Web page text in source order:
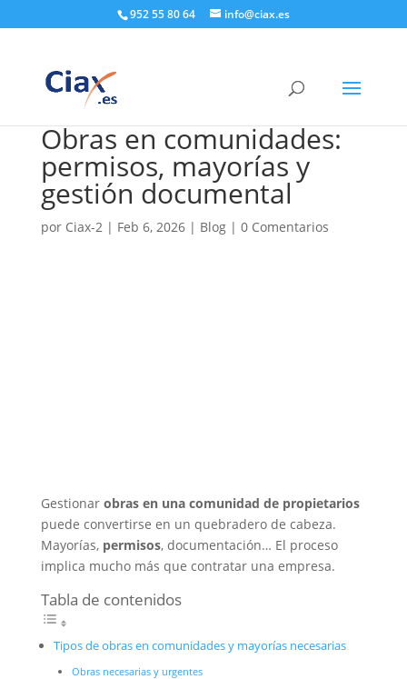
952 55 80 64 info@ciax.es
Obras en comunidades:
permisos, mayorías y
gestión documental
por Ciax-2| Feb 6, 2026| Blog| 0 Comentarios
Gestionar obras en una comunidad de propietarios
puede convertirse en un quebradero de cabeza.
Mayorías, permisos, documentación… El proceso
implica mucho más que contratar una empresa.
Tabla de contenidos
Tipos de obras en comunidades y mayorías necesarias
Obras necesarias y urgentes